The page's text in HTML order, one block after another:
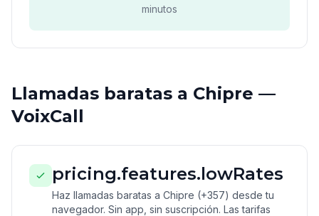
minutos
Llamadas baratas a Chipre —
VoixCall
pricing.features.lowRates
Haz llamadas baratas a Chipre (+357) desde tu
navegador. Sin app, sin suscripción. Las tarifas